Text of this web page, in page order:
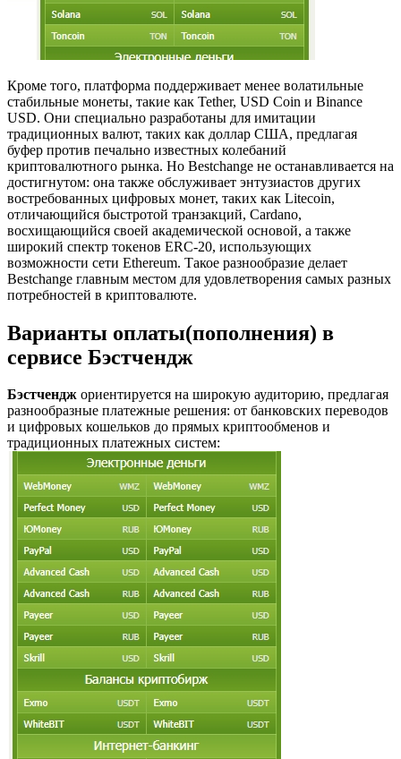
Кроме того, платформа поддерживает менее волатильные
стабильные монеты, такие как Tether, USD Coin и Binance
USD. Они специально разработаны для имитации
традиционных валют, таких как доллар США, предлагая
буфер против печально известных колебаний
криптовалютного рынка. Но Bestchange не останавливается на
достигнутом: она также обслуживает энтузиастов других
востребованных цифровых монет, таких как Litecoin,
отличающийся быстротой транзакций, Cardano,
восхищающийся своей академической основой, а также
широкий спектр токенов ERC-20, использующих
возможности сети Ethereum. Такое разнообразие делает
Bestchange главным местом для удовлетворения самых разных
потребностей в криптовалюте.
Варианты оплаты(пополнения) в
сервисе Бэстчендж
Бэстчендж ориентируется на широкую аудиторию, предлагая
разнообразные платежные решения: от банковских переводов
и цифровых кошельков до прямых криптообменов и
традиционных платежных систем: